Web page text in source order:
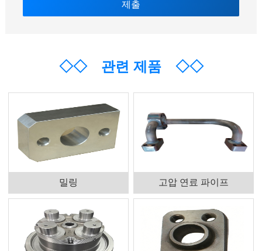
◇◇관련 제품 ◇◇
밀링 고압 연료 파이프